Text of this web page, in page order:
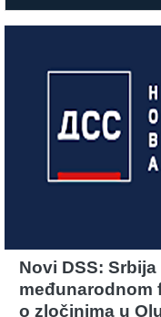
Novi DSS:
međunarodnom
o zločinima u